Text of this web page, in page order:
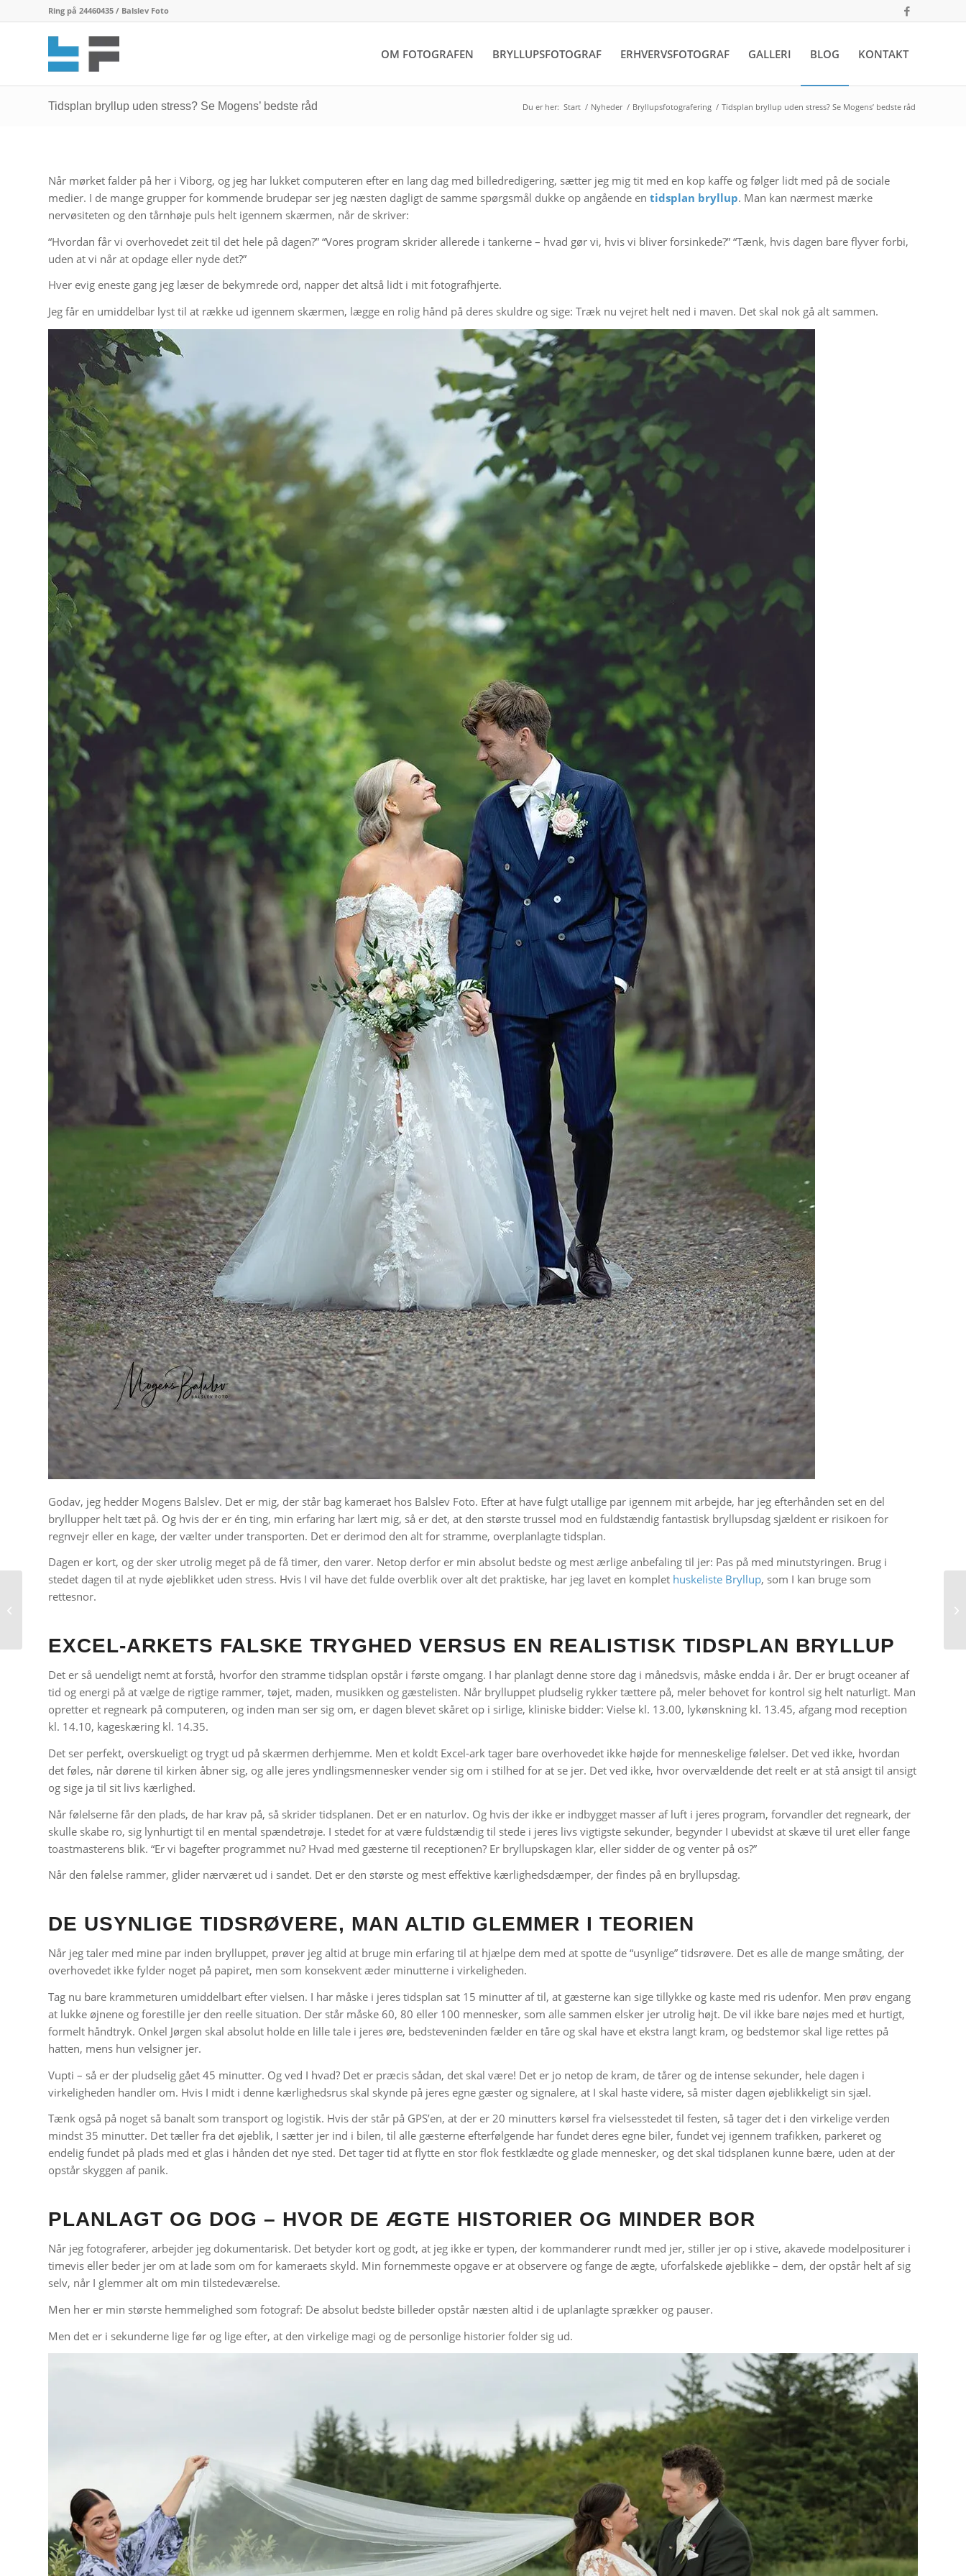
Ring på 24460435 / Balslev Foto
OM FOTOGRAFEN BRYLLUPSFOTOGRAF ERHVERVSFOTOGRAF GALLERI BLOG KONTAKT
Tidsplan bryllup uden stress? Se Mogens’ bedste råd Du er her: Start / Nyheder / Bryllupsfotografering / Tidsplan bryllup uden stress? Se Mogens’ bedste råd
Når mørket falder på her i Viborg, og jeg har lukket computeren efter en lang dag med billedredigering, sætter jeg mig tit med en kop kaffe og følger lidt med på de sociale
medier. I de mange grupper for kommende brudepar ser jeg næsten dagligt de samme spørgsmål dukke op angående en tidsplan bryllup. Man kan nærmest mærke
nervøsiteten og den tårnhøje puls helt igennem skærmen, når de skriver:
“Hvordan får vi overhovedet zeit til det hele på dagen?” “Vores program skrider allerede i tankerne – hvad gør vi, hvis vi bliver forsinkede?” “Tænk, hvis dagen bare flyver forbi,
uden at vi når at opdage eller nyde det?”
Hver evig eneste gang jeg læser de bekymrede ord, napper det altså lidt i mit fotografhjerte.
Jeg får en umiddelbar lyst til at række ud igennem skærmen, lægge en rolig hånd på deres skuldre og sige: Træk nu vejret helt ned i maven. Det skal nok gå alt sammen.
Godav, jeg hedder Mogens Balslev. Det er mig, der står bag kameraet hos Balslev Foto. Efter at have fulgt utallige par igennem mit arbejde, har jeg efterhånden set en del
bryllupper helt tæt på. Og hvis der er én ting, min erfaring har lært mig, så er det, at den største trussel mod en fuldstændig fantastisk bryllupsdag sjældent er risikoen for
regnvejr eller en kage, der vælter under transporten. Det er derimod den alt for stramme, overplanlagte tidsplan.
Dagen er kort, og der sker utrolig meget på de få timer, den varer. Netop derfor er min absolut bedste og mest ærlige anbefaling til jer: Pas på med minutstyringen. Brug i
stedet dagen til at nyde øjeblikket uden stress. Hvis I vil have det fulde overblik over alt det praktiske, har jeg lavet en komplet huskeliste Bryllup, som I kan bruge som
rettesnor.
EXCEL-ARKETS FALSKE TRYGHED VERSUS EN REALISTISK TIDSPLAN BRYLLUP
Det er så uendeligt nemt at forstå, hvorfor den stramme tidsplan opstår i første omgang. I har planlagt denne store dag i månedsvis, måske endda i år. Der er brugt oceaner af
tid og energi på at vælge de rigtige rammer, tøjet, maden, musikken og gæstelisten. Når brylluppet pludselig rykker tættere på, meler behovet for kontrol sig helt naturligt. Man
opretter et regneark på computeren, og inden man ser sig om, er dagen blevet skåret op i sirlige, kliniske bidder: Vielse kl. 13.00, lykønskning kl. 13.45, afgang mod reception
kl. 14.10, kageskæring kl. 14.35.
Det ser perfekt, overskueligt og trygt ud på skærmen derhjemme. Men et koldt Excel-ark tager bare overhovedet ikke højde for menneskelige følelser. Det ved ikke, hvordan
det føles, når dørene til kirken åbner sig, og alle jeres yndlingsmennesker vender sig om i stilhed for at se jer. Det ved ikke, hvor overvældende det reelt er at stå ansigt til ansigt
og sige ja til sit livs kærlighed.
Når følelserne får den plads, de har krav på, så skrider tidsplanen. Det er en naturlov. Og hvis der ikke er indbygget masser af luft i jeres program, forvandler det regneark, der
skulle skabe ro, sig lynhurtigt til en mental spændetrøje. I stedet for at være fuldstændig til stede i jeres livs vigtigste sekunder, begynder I ubevidst at skæve til uret eller fange
toastmasterens blik. “Er vi bagefter programmet nu? Hvad med gæsterne til receptionen? Er bryllupskagen klar, eller sidder de og venter på os?”
Når den følelse rammer, glider nærværet ud i sandet. Det er den største og mest effektive kærlighedsdæmper, der findes på en bryllupsdag.
DE USYNLIGE TIDSRØVERE, MAN ALTID GLEMMER I TEORIEN
Når jeg taler med mine par inden brylluppet, prøver jeg altid at bruge min erfaring til at hjælpe dem med at spotte de “usynlige” tidsrøvere. Det es alle de mange småting, der
overhovedet ikke fylder noget på papiret, men som konsekvent æder minutterne i virkeligheden.
Tag nu bare krammeturen umiddelbart efter vielsen. I har måske i jeres tidsplan sat 15 minutter af til, at gæsterne kan sige tillykke og kaste med ris udenfor. Men prøv engang
at lukke øjnene og forestille jer den reelle situation. Der står måske 60, 80 eller 100 mennesker, som alle sammen elsker jer utrolig højt. De vil ikke bare nøjes med et hurtigt,
formelt håndtryk. Onkel Jørgen skal absolut holde en lille tale i jeres øre, bedsteveninden fælder en tåre og skal have et ekstra langt kram, og bedstemor skal lige rettes på
hatten, mens hun velsigner jer.
Vupti – så er der pludselig gået 45 minutter. Og ved I hvad? Det er præcis sådan, det skal være! Det er jo netop de kram, de tårer og de intense sekunder, hele dagen i
virkeligheden handler om. Hvis I midt i denne kærlighedsrus skal skynde på jeres egne gæster og signalere, at I skal haste videre, så mister dagen øjeblikkeligt sin sjæl.
Tænk også på noget så banalt som transport og logistik. Hvis der står på GPS’en, at der er 20 minutters kørsel fra vielsesstedet til festen, så tager det i den virkelige verden
mindst 35 minutter. Det tæller fra det øjeblik, I sætter jer ind i bilen, til alle gæsterne efterfølgende har fundet deres egne biler, fundet vej igennem trafikken, parkeret og
endelig fundet på plads med et glas i hånden det nye sted. Det tager tid at flytte en stor flok festklædte og glade mennesker, og det skal tidsplanen kunne bære, uden at der
opstår skyggen af panik.
PLANLAGT OG DOG – HVOR DE ÆGTE HISTORIER OG MINDER BOR
Når jeg fotograferer, arbejder jeg dokumentarisk. Det betyder kort og godt, at jeg ikke er typen, der kommanderer rundt med jer, stiller jer op i stive, akavede modelpositurer i
timevis eller beder jer om at lade som om for kameraets skyld. Min fornemmeste opgave er at observere og fange de ægte, uforfalskede øjeblikke – dem, der opstår helt af sig
selv, når I glemmer alt om min tilstedeværelse.
Men her er min største hemmelighed som fotograf: De absolut bedste billeder opstår næsten altid i de uplanlagte sprækker og pauser.
Men det er i sekunderne lige før og lige efter, at den virkelige magi og de personlige historier folder sig ud.
Huskeliste til bryllup: